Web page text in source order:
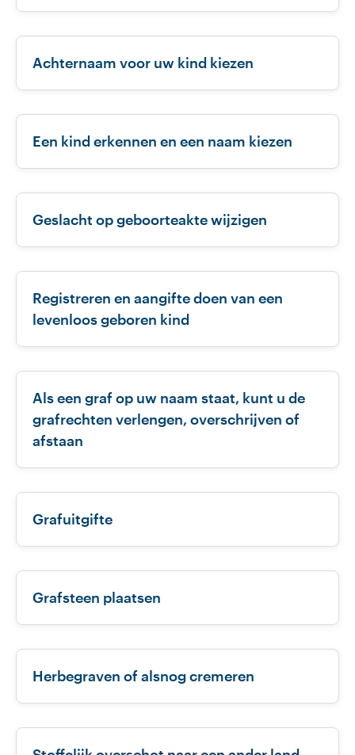
Achternaam voor uw kind kiezen
Een kind erkennen en een naam kiezen
Geslacht op geboorteakte wijzigen
Registreren en aangifte doen van een
levenloos geboren kind
Als een graf op uw naam staat, kunt u de
grafrechten verlengen, overschrijven of
afstaan
Grafuitgifte
Grafsteen plaatsen
Herbegraven of alsnog cremeren